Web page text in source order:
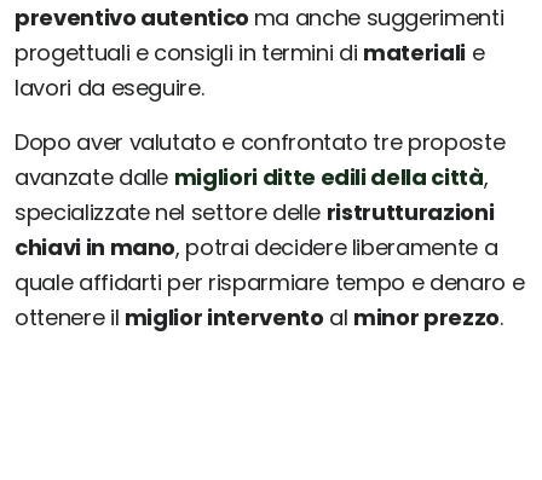
preventivo autentico ma anche suggerimenti
progettuali e consigli in termini di materialie
lavori da eseguire.
Dopo aver valutato e confrontato tre proposte
avanzate dalle migliori ditte edili della città,
specializzate nel settore delle ristrutturazioni
chiavi in mano, potrai decidere liberamente a
quale affidarti per risparmiare tempo e denaro e
ottenere il miglior intervento al minor prezzo.